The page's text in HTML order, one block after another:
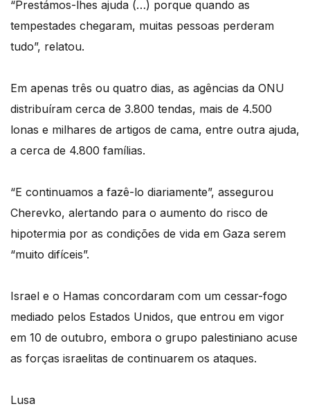
“Prestámos-lhes ajuda (…) porque quando as
tempestades chegaram, muitas pessoas perderam
tudo”, relatou.
Em apenas três ou quatro dias, as agências da ONU
distribuíram cerca de 3.800 tendas, mais de 4.500
lonas e milhares de artigos de cama, entre outra ajuda,
a cerca de 4.800 famílias.
“E continuamos a fazê-lo diariamente”, assegurou
Cherevko, alertando para o aumento do risco de
hipotermia por as condições de vida em Gaza serem
“muito difíceis”.
Israel e o Hamas concordaram com um cessar-fogo
mediado pelos Estados Unidos, que entrou em vigor
em 10 de outubro, embora o grupo palestiniano acuse
as forças israelitas de continuarem os ataques.
Lusa